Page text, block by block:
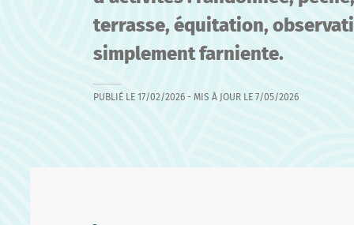
terrasse, équitation,
simplement farniente.
PUBLIÉ LE 17/02/2026 - MIS À JOUR LE 7/05/2026